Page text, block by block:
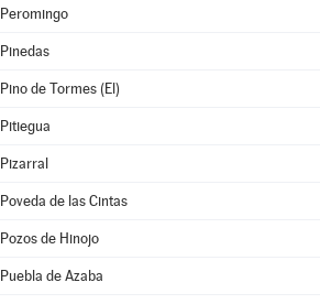
Peromingo
Pinedas
Pino de Tormes (El)
Pitiegua
Pizarral
Poveda de las Cintas
Pozos de Hinojo
Puebla de Azaba